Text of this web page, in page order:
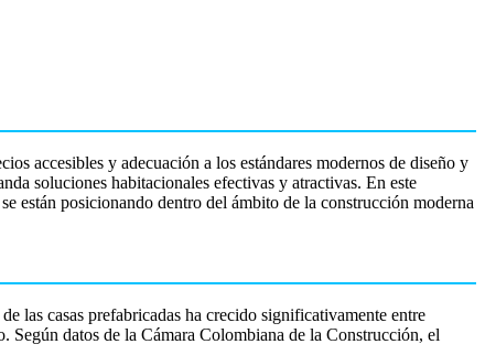
accesibles y adecuación a los estándares modernos de diseño y
soluciones habitacionales efectivas y atractivas. En este
están posicionando dentro del ámbito de la construcción moderna
las casas prefabricadas ha crecido significativamente entre
Según datos de la Cámara Colombiana de la Construcción, el